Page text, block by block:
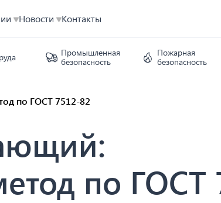
Новости Контакты
Промышленная
безопасность
Пожарная
безопасность
по ГОСТ 7512-82
по ГОСТ